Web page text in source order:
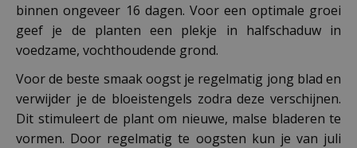
binnen ongeveer 16 dagen. Voor een optimale groei
geef je de planten een plekje in halfschaduw in
voedzame, vochthoudende grond.
Voor de beste smaak oogst je regelmatig jong blad en
verwijder je de bloeistengels zodra deze verschijnen.
Dit stimuleert de plant om nieuwe, malse bladeren te
vormen. Door regelmatig te oogsten kun je van juli